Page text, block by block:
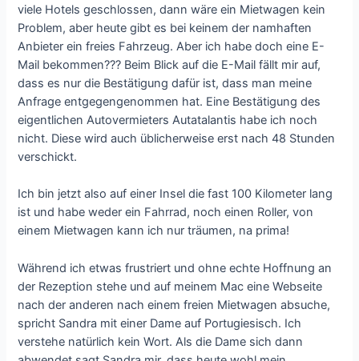
viele Hotels geschlossen, dann wäre ein Mietwagen kein
Problem, aber heute gibt es bei keinem der namhaften
Anbieter ein freies Fahrzeug. Aber ich habe doch eine E-
Mail bekommen??? Beim Blick auf die E-Mail fällt mir auf,
dass es nur die Bestätigung dafür ist, dass man meine
Anfrage entgegengenommen hat. Eine Bestätigung des
eigentlichen Autovermieters Autatalantis habe ich noch
nicht. Diese wird auch üblicherweise erst nach 48 Stunden
verschickt.
Ich bin jetzt also auf einer Insel die fast 100 Kilometer lang
ist und habe weder ein Fahrrad, noch einen Roller, von
einem Mietwagen kann ich nur träumen, na prima!
Während ich etwas frustriert und ohne echte Hoffnung an
der Rezeption stehe und auf meinem Mac eine Webseite
nach der anderen nach einem freien Mietwagen absuche,
spricht Sandra mit einer Dame auf Portugiesisch. Ich
verstehe natürlich kein Wort. Als die Dame sich dann